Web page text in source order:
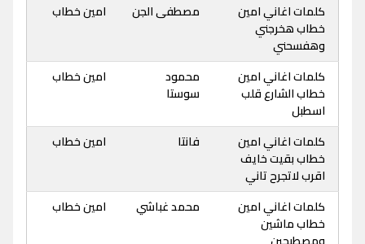
كلمات اغاني امين
خطاب هخرجني
وهفسحني
مصطفى الجن امين خطاب
كلمات اغاني امين
خطاب الشارع قلب
اسطبل
محمود
سوستا
امين خطاب
كلمات اغاني امين
خطاب بقيت خايف
اقرب لاتجرح تاني
فانتا امين خطاب
كلمات اغاني امين
خطاب ماشين
محمد غباشي امين خطاب